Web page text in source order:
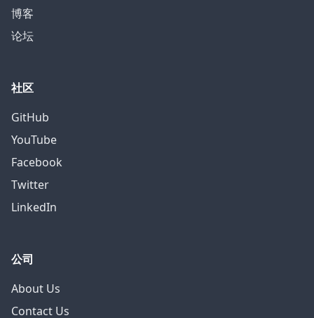
博客
论坛
社区
GitHub
YouTube
Facebook
Twitter
LinkedIn
公司
About Us
Contact Us